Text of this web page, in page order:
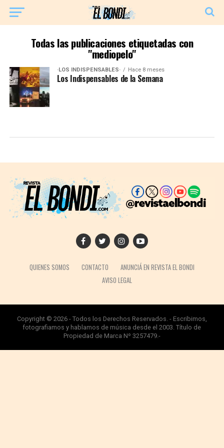
Todas las publicaciones etiquetadas con
"mediopelo"
·LOS INDISPENSABLES· Hace 8 meses
Los Indispensables de la Semana
QUIENES SOMOS CONTACTO
ANUNCIÁ EN REVISTA EL BONDI
AVISO LEGAL
Copyright © 2026 - Todos los Derechos Reservados. - Escribimos,
fotografiamos y hablamos de música desde el 2003. Título de
Propiedad de Marca Nº 3257479.-